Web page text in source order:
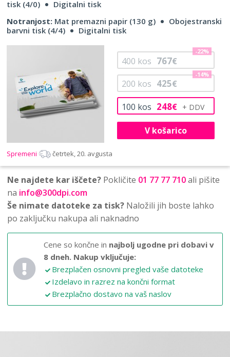
tisk (4/0)
Digitalni tisk
Notranjost: Mat premazni papir (130 g)
Obojestranski
barvni tisk (4/4)
Digitalni tisk
100 kos 248€
200 kos 425€
-14%
400 kos 767€
-22%
V košarico
Spremeni četrtek, 20. avgusta
Ne najdete kar iščete? Pokličite 01 77 77 710ali pišite
na info@300dpi.com
Še nimate datoteke za tisk? Naložili jih boste lahko
po zaključku nakupa ali naknadno
Cene so končne in najbolj ugodne pri dobavi v
8 dneh. Nakup vključuje:
Brezplačen osnovni pregled vaše datoteke
Izdelavo in razrez na končni format
Brezplačno dostavo na vaš naslov